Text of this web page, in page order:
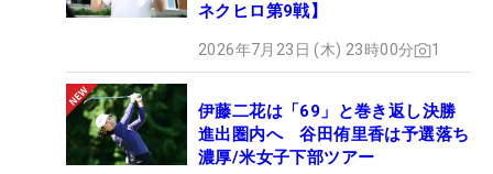
ネクヒロ第9戦】
2026年7月23日 (木) 23時00分 1
伊藤二花は「69」と巻き返し決勝
進出圏内へ 谷田侑里香は予選落ち
濃厚/米女子下部ツアー